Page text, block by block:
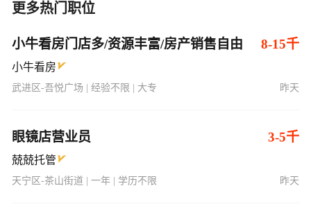
更多热门职位
小牛看房门店多/资源丰富/房产销售自由 8-15千
小牛看房
武进区-吾悦广场 | 经验不限 | 大专 昨天
眼镜店营业员 3-5千
兢兢托管
天宁区-茶山街道 | 一年 | 学历不限 昨天